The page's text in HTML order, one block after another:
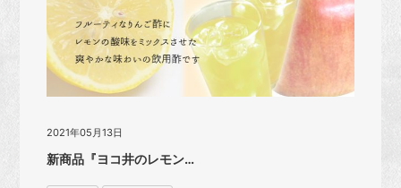
2021年05月13日
新商品『ヨコ井のレモン…